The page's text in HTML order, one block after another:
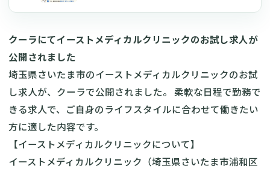
クーラにてイーストメディカルクリニックのお試し求人が
公開されました
埼玉県さいたま市のイーストメディカルクリニックのお試
し求人が、クーラで公開されました。 柔軟な日程で勤務で
きる求人で、ご自身のライフスタイルに合わせて働きたい
方に適した内容です。
【イーストメディカルクリニックについて】
イーストメディカルクリニック（埼玉県さいたま市浦和区